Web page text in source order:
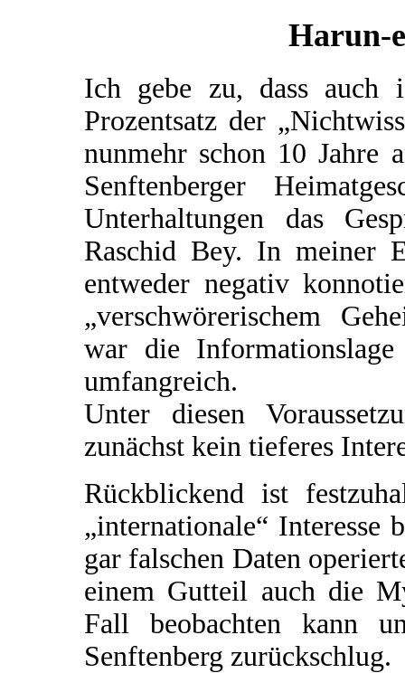
Harun-
Ich gebe zu, dass auch
Prozentsatz der
nunmehr schon 10 Jahre
Senftenberger
Unterhaltungen das
Raschid Bey. In meiner
entweder negativ
„verschwörerischem
war die
umfangreich.
Unter diesen
zunächst kein tieferes
Rückblickend ist
„internationale“ Interesse
gar falschen Daten
einem Gutteil auch die
Fall beobachten kann
Senftenberg zurückschlug.